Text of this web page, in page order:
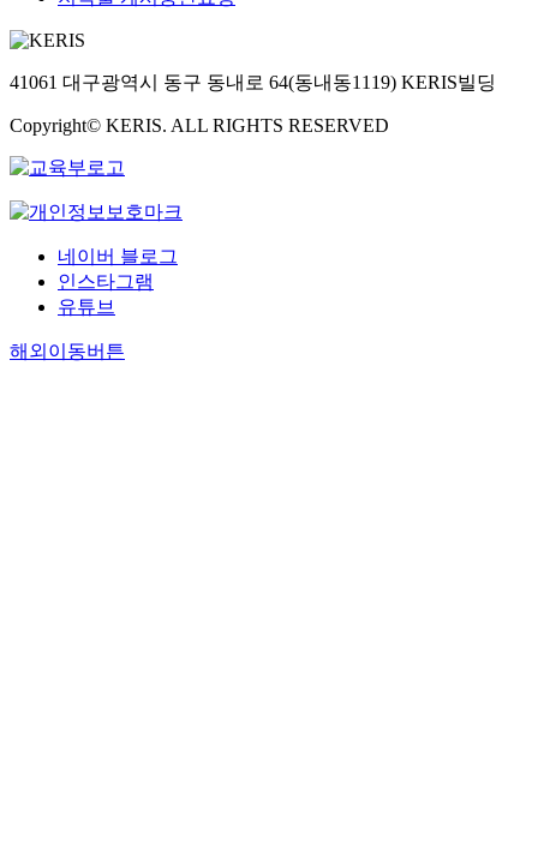
41061 대구광역시 동구 동내로 64(동내동1119) KERIS빌딩
Copyright© KERIS. ALL RIGHTS RESERVED
네이버 블로그
인스타그램
유튜브
해외이동버튼